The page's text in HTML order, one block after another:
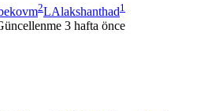
2LAlakshanthad1
3 hafta önce